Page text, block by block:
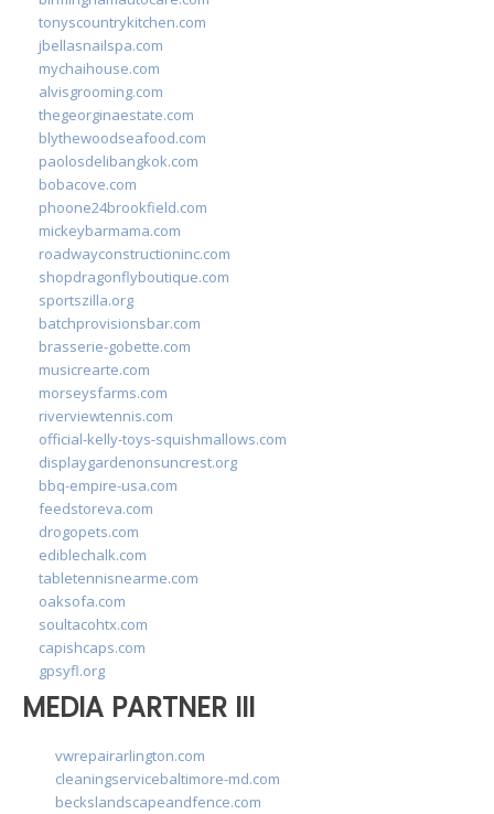
tonyscountrykitchen.com
jbellasnailspa.com
mychaihouse.com
alvisgrooming.com
thegeorginaestate.com
blythewoodseafood.com
paolosdelibangkok.com
bobacove.com
phoone24brookfield.com
mickeybarmama.com
roadwayconstructioninc.com
shopdragonflyboutique.com
sportszilla.org
batchprovisionsbar.com
brasserie-gobette.com
musicrearte.com
morseysfarms.com
riverviewtennis.com
official-kelly-toys-squishmallows.com
displaygardenonsuncrest.org
bbq-empire-usa.com
feedstoreva.com
drogopets.com
ediblechalk.com
tabletennisnearme.com
oaksofa.com
soultacohtx.com
capishcaps.com
gpsyfl.org
MEDIA PARTNER III
vwrepairarlington.com
cleaningservicebaltimore-md.com
beckslandscapeandfence.com